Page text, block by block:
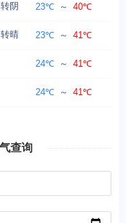
阴 23℃ ～ 40℃
晴 23℃ ～ 41℃
24℃ ～ 41℃
24℃ ～ 41℃
查询